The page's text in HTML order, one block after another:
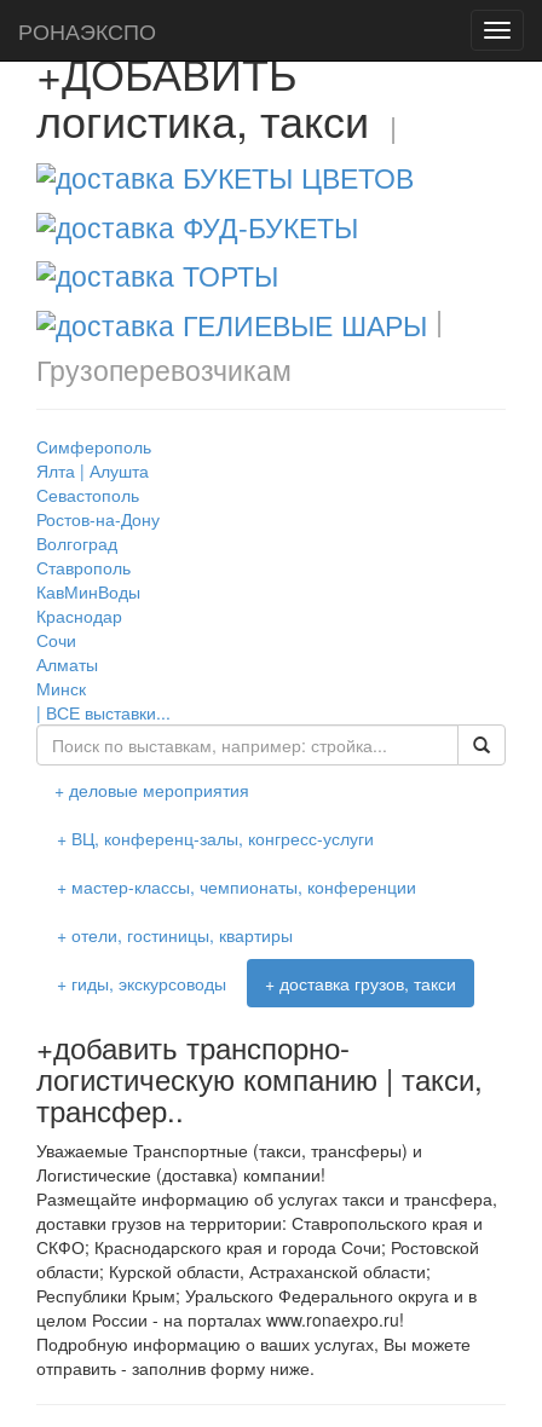
+ДОБАВИТЬ
логистика, такси |
|
Грузоперевозчикам
Симферополь
Ялта | Алушта
Севастополь
Ростов-на-Дону
Волгоград
Ставрополь
КавМинВоды
Краснодар
Сочи
Алматы
Минск
| ВСЕ выставки...
+ деловые мероприятия
+ ВЦ, конференц-залы, конгресс-услуги
+ мастер-классы, чемпионаты, конференции
+ отели, гостиницы, квартиры
+ гиды, экскурсоводы
+ доставка грузов, такси
+добавить транспорно-
логистическую компанию | такси,
трансфер..
Уважаемые Транспортные (такси, трансферы) и
Логистические (доставка) компании!
Размещайте информацию об услугах такси и трансфера,
доставки грузов на территории: Ставропольского края и
СКФО; Краснодарского края и города Сочи; Ростовской
области; Курской области, Астраханской области;
Республики Крым; Уральского Федерального округа и в
целом России - на порталах www.ronaexpo.ru!
Подробную информацию о ваших услугах, Вы можете
отправить - заполнив форму ниже.
РОНАЭКСПО